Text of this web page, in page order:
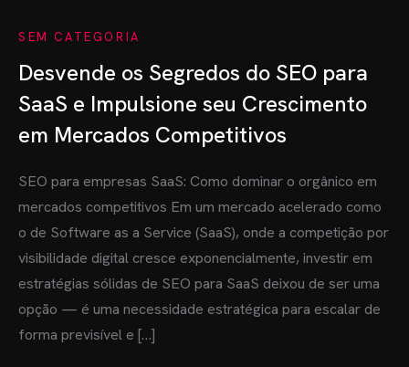
SEM CATEGORIA
Desvende os Segredos do SEO para
SaaS e Impulsione seu Crescimento
em Mercados Competitivos
SEO para empresas SaaS: Como dominar o orgânico em
mercados competitivos Em um mercado acelerado como
o de Software as a Service (SaaS), onde a competição por
visibilidade digital cresce exponencialmente, investir em
estratégias sólidas de SEO para SaaS deixou de ser uma
opção — é uma necessidade estratégica para escalar de
forma previsível e […]